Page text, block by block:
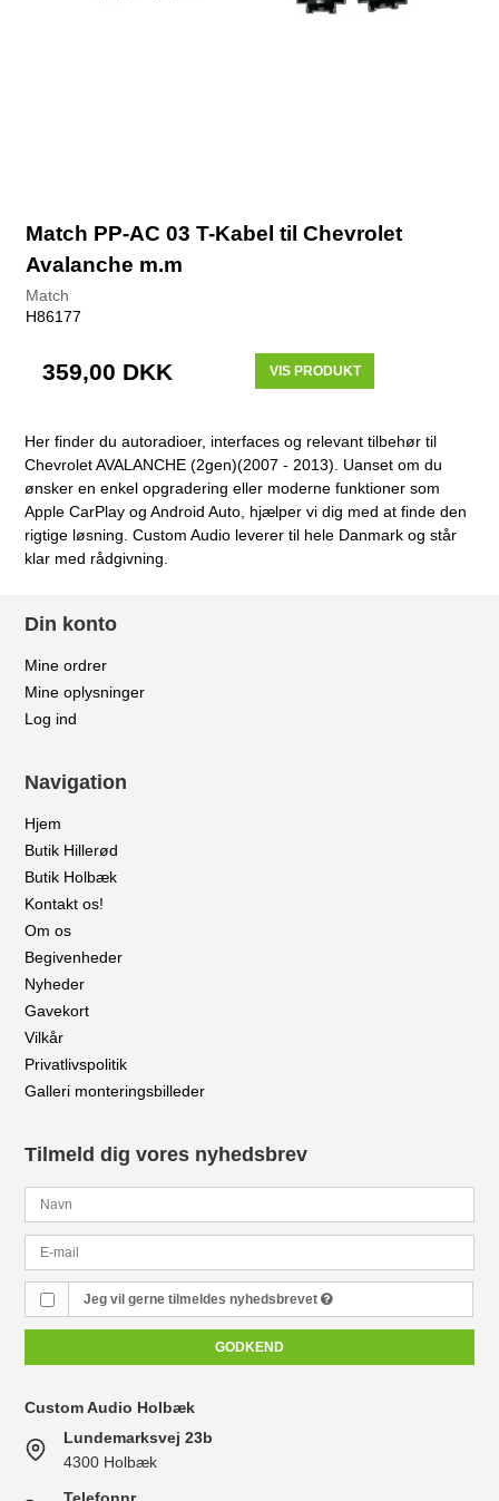
Match PP-AC 03 T-Kabel til Chevrolet
Avalanche m.m
Match
H86177
359,00 DKK VIS PRODUKT
Her finder du autoradioer, interfaces og relevant tilbehør til
Chevrolet AVALANCHE (2gen)(2007 - 2013). Uanset om du
ønsker en enkel opgradering eller moderne funktioner som
Apple CarPlay og Android Auto, hjælper vi dig med at finde den
rigtige løsning. Custom Audio leverer til hele Danmark og står
klar med rådgivning.
Din konto
Mine ordrer
Mine oplysninger
Log ind
Navigation
Hjem
Butik Hillerød
Butik Holbæk
Kontakt os!
Om os
Begivenheder
Nyheder
Gavekort
Vilkår
Privatlivspolitik
Galleri monteringsbilleder
Tilmeld dig vores nyhedsbrev
Jeg vil gerne tilmeldes nyhedsbrevet
GODKEND
Custom Audio Holbæk
Lundemarksvej 23b
4300 Holbæk
Telefonnr.